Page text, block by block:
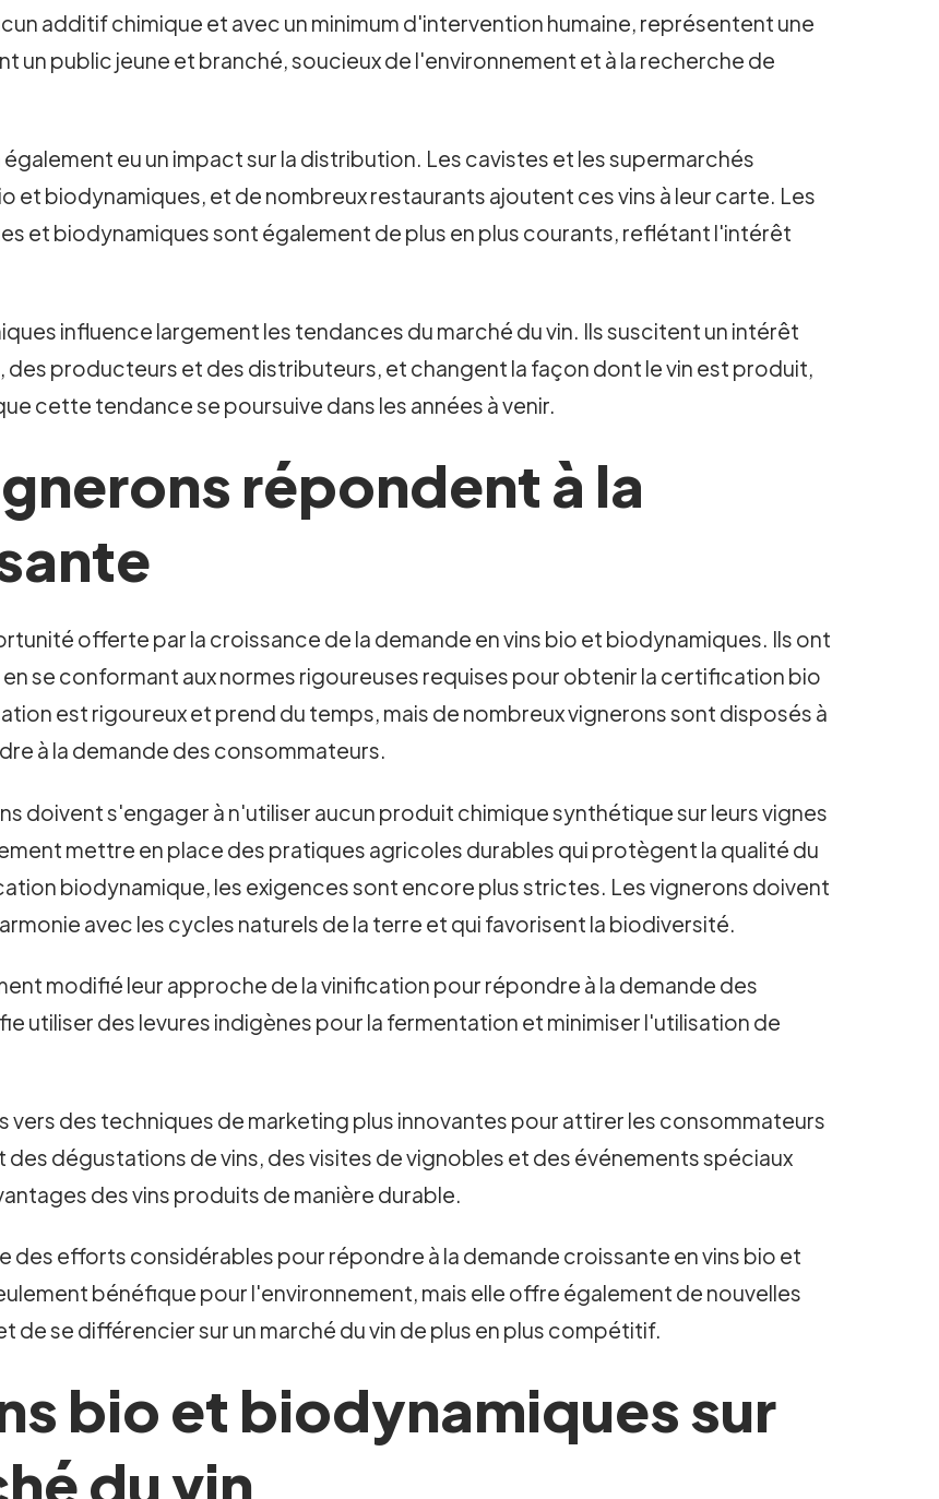
additif chimique et avec un minimum d'intervention humaine, représentent une
un public jeune et branché, soucieux de l'environnement et à la recherche de
eu un impact sur la distribution. Les cavistes et les supermarchés
et biodynamiques, et de nombreux restaurants ajoutent ces vins à leur carte. Les
et biodynamiques sont également de plus en plus courants, reflétant l'intérêt
influence largement les tendances du marché du vin. Ils suscitent un intérêt
producteurs et des distributeurs, et changent la façon dont le vin est produit,
cette tendance se poursuive dans les années à venir.
répondent à la
offerte par la croissance de la demande en vins bio et biodynamiques. Ils ont
se conformant aux normes rigoureuses requises pour obtenir la certification bio
est rigoureux et prend du temps, mais de nombreux vignerons sont disposés à
à la demande des consommateurs.
doivent s'engager à n'utiliser aucun produit chimique synthétique sur leurs vignes
mettre en place des pratiques agricoles durables qui protègent la qualité du
biodynamique, les exigences sont encore plus strictes. Les vignerons doivent
avec les cycles naturels de la terre et qui favorisent la biodiversité.
modifié leur approche de la vinification pour répondre à la demande des
utiliser des levures indigènes pour la fermentation et minimiser l'utilisation de
vers des techniques de marketing plus innovantes pour attirer les consommateurs
dégustations de vins, des visites de vignobles et des événements spéciaux
des vins produits de manière durable.
des efforts considérables pour répondre à la demande croissante en vins bio et
bénéfique pour l'environnement, mais elle offre également de nouvelles
se différencier sur un marché du vin de plus en plus compétitif.
bio et biodynamiques sur
du vin